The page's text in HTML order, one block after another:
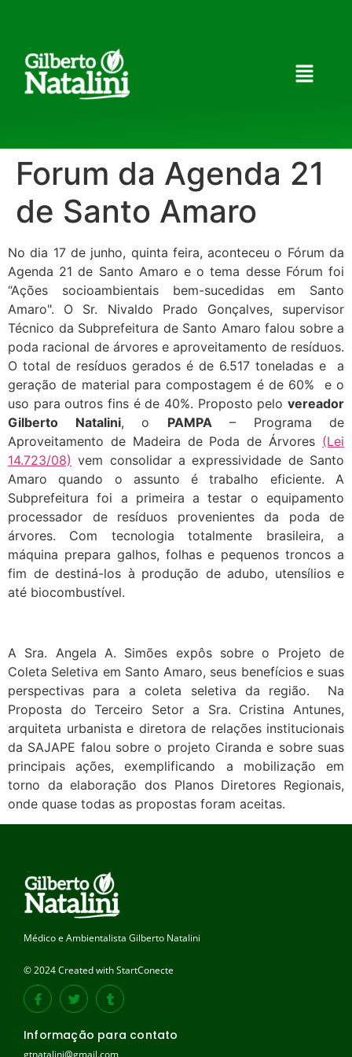
Forum da Agenda 21
de Santo Amaro
No dia 17 de junho, quinta feira, aconteceu o Fórum da
Agenda 21 de Santo Amaro e o tema desse Fórum foi
“Ações socioambientais bem-sucedidas em Santo
Amaro". O Sr. Nivaldo Prado Gonçalves, supervisor
Técnico da Subprefeitura de Santo Amaro falou sobre a
poda racional de árvores e aproveitamento de resíduos.
O total de resíduos gerados é de 6.517 toneladas e a
geração de material para compostagem é de 60% e o
uso para outros fins é de 40%. Proposto pelo vereador
Gilberto Natalini, o PAMPA– Programa de
Aproveitamento de Madeira de Poda de Árvores (Lei
14.723/08) vem consolidar a expressividade de Santo
Amaro quando o assunto é trabalho eficiente. A
Subprefeitura foi a primeira a testar o equipamento
processador de resíduos provenientes da poda de
árvores. Com tecnologia totalmente brasileira, a
máquina prepara galhos, folhas e pequenos troncos a
fim de destiná-los à produção de adubo, utensílios e
até biocombustível.
A Sra. Angela A. Simões expôs sobre o Projeto de
Coleta Seletiva em Santo Amaro, seus benefícios e suas
perspectivas para a coleta seletiva da região. Na
Proposta do Terceiro Setor a Sra. Cristina Antunes,
arquiteta urbanista e diretora de relações institucionais
da SAJAPE falou sobre o projeto Ciranda e sobre suas
principais ações, exemplificando a mobilização em
torno da elaboração dos Planos Diretores Regionais,
onde quase todas as propostas foram aceitas.
Médico e Ambientalista Gilberto Natalini
© 2024 Created with StartConecte
Informação para contato